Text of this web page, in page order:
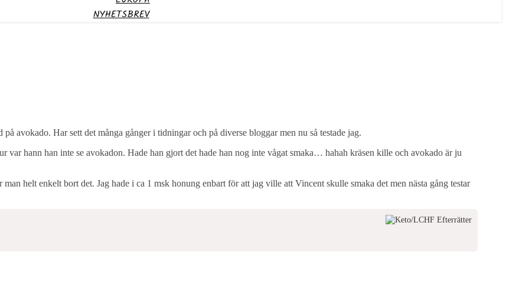
NYHETSBREV
avokado. Har sett det många gånger i tidningar och på diverse bloggar men nu så testade jag.
var hann han inte se avokadon. Hade han gjort det hade han nog inte vågat smaka… hahah kräsen kille och avokado är ju
helt enkelt bort det. Jag hade i ca 1 msk honung enbart för att jag ville att Vincent skulle smaka det men nästa gång testar